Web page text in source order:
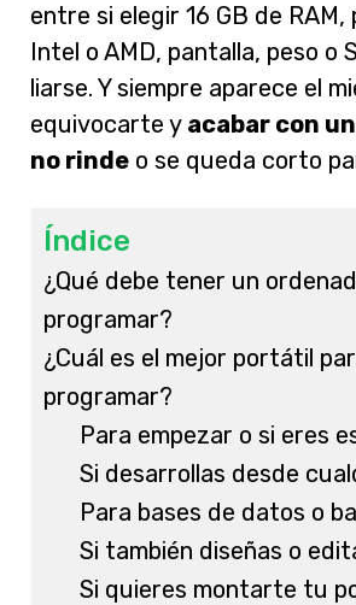
entre si elegir 16 GB de
Intel o AMD, pantalla, peso o
liarse. Y siempre aparece el
equivocarte y acabar con
no rinde o se queda corto
Índice
¿Qué debe tener un
programar?
¿Cuál es el mejor portátil
programar?
Para empezar o si eres
Si desarrollas desde
Para bases de datos o
Si también diseñas o
Si quieres montarte tu